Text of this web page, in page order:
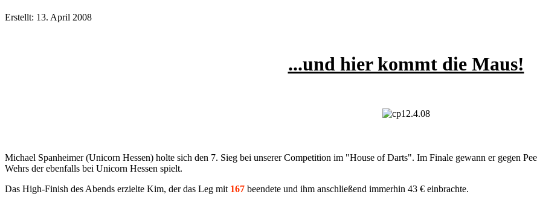
Erstellt: 13. April 2008
...und hier kommt die Maus!
Michael Spanheimer (Unicorn Hessen) holte sich den 7. Sieg bei unserer Competition im "House of Darts". Im Finale gewann er gegen
Wehrs der ebenfalls bei Unicorn Hessen spielt.
Das High-Finish des Abends erzielte Kim, der das Leg mit 167 beendete und ihm anschließend immerhin 43 € einbrachte.